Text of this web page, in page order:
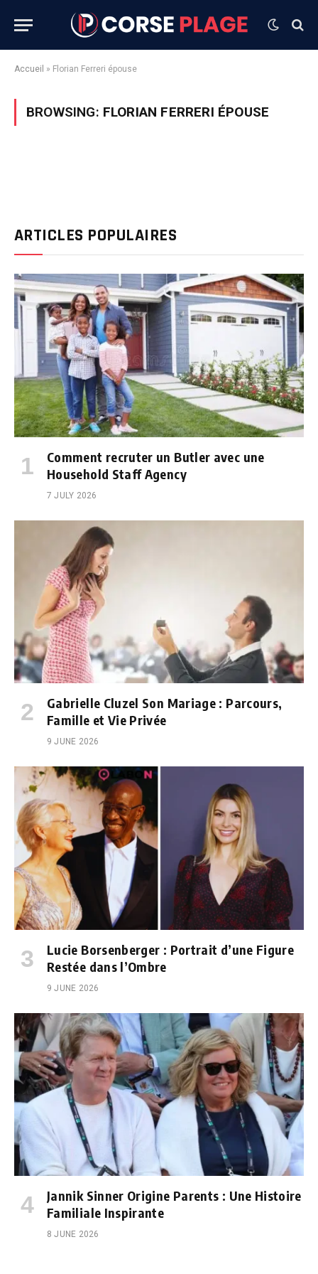
Accueil » Florian Ferreri épouse
BROWSING: FLORIAN FERRERI ÉPOUSE
ARTICLES POPULAIRES
Comment recruter un Butler avec une
Household Staff Agency
7 JULY 2026
Gabrielle Cluzel Son Mariage : Parcours,
Famille et Vie Privée
9 JUNE 2026
Lucie Borsenberger : Portrait d’une Figure
Restée dans l’Ombre
9 JUNE 2026
Jannik Sinner Origine Parents : Une Histoire
Familiale Inspirante
8 JUNE 2026